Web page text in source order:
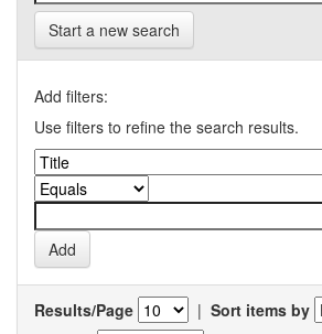
Start a new search
Add filters:
Use filters to refine the search results.
Results/Page | Sort items by